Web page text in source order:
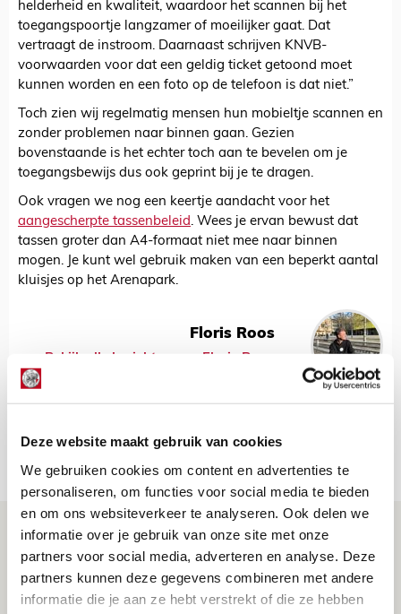
Deze website maakt gebruik van cookies
We gebruiken cookies om content en advertenties te
personaliseren, om functies voor social media te bieden
en om ons websiteverkeer te analyseren. Ook delen we
informatie over je gebruik van onze site met onze
partners voor social media, adverteren en analyse. Deze
partners kunnen deze gegevens combineren met andere
informatie die je aan ze hebt verstrekt of die ze hebben
helderheid en kwaliteit, waardoor het scannen bij het
toegangspoortje langzamer of moeilijker gaat. Dat
vertraagt de instroom. Daarnaast schrijven KNVB-
voorwaarden voor dat een geldig ticket getoond moet
kunnen worden en een foto op de telefoon is dat niet.”
Toch zien wij regelmatig mensen hun mobieltje scannen en
zonder problemen naar binnen gaan. Gezien
bovenstaande is het echter toch aan te bevelen om je
toegangsbewijs dus ook geprint bij je te dragen.
Ook vragen we nog een keertje aandacht voor het
aangescherpte tassenbeleid. Wees je ervan bewust dat
tassen groter dan A4-formaat niet mee naar binnen
mogen. Je kunt wel gebruik maken van een beperkt aantal
kluisjes op het Arenapark.
Floris Roos
Bekijk alle berichten van Floris Roos
Drie dingen die je moet weten over PEC
Zwolle - Ajax
08 AUGUSTUS 2026 - 12:32
NIEUWS